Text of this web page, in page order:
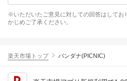
※いただいたご意見に対しての回答はしてお
かじめご了承ください。
楽天市場トップ バンダナ(PICNIC)